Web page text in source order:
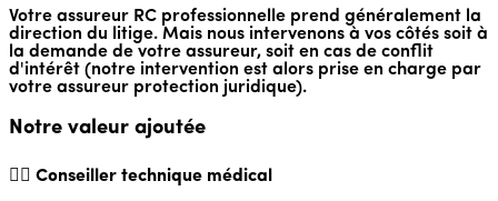
Votre assureur RC professionnelle prend généralement la
direction du litige. Mais nous intervenons à vos côtés soit à
la demande de votre assureur, soit en cas de conflit
d'intérêt (notre intervention est alors prise en charge par
votre assureur protection juridique).
Notre valeur ajoutée
👨‍⚕️ Conseiller technique médical